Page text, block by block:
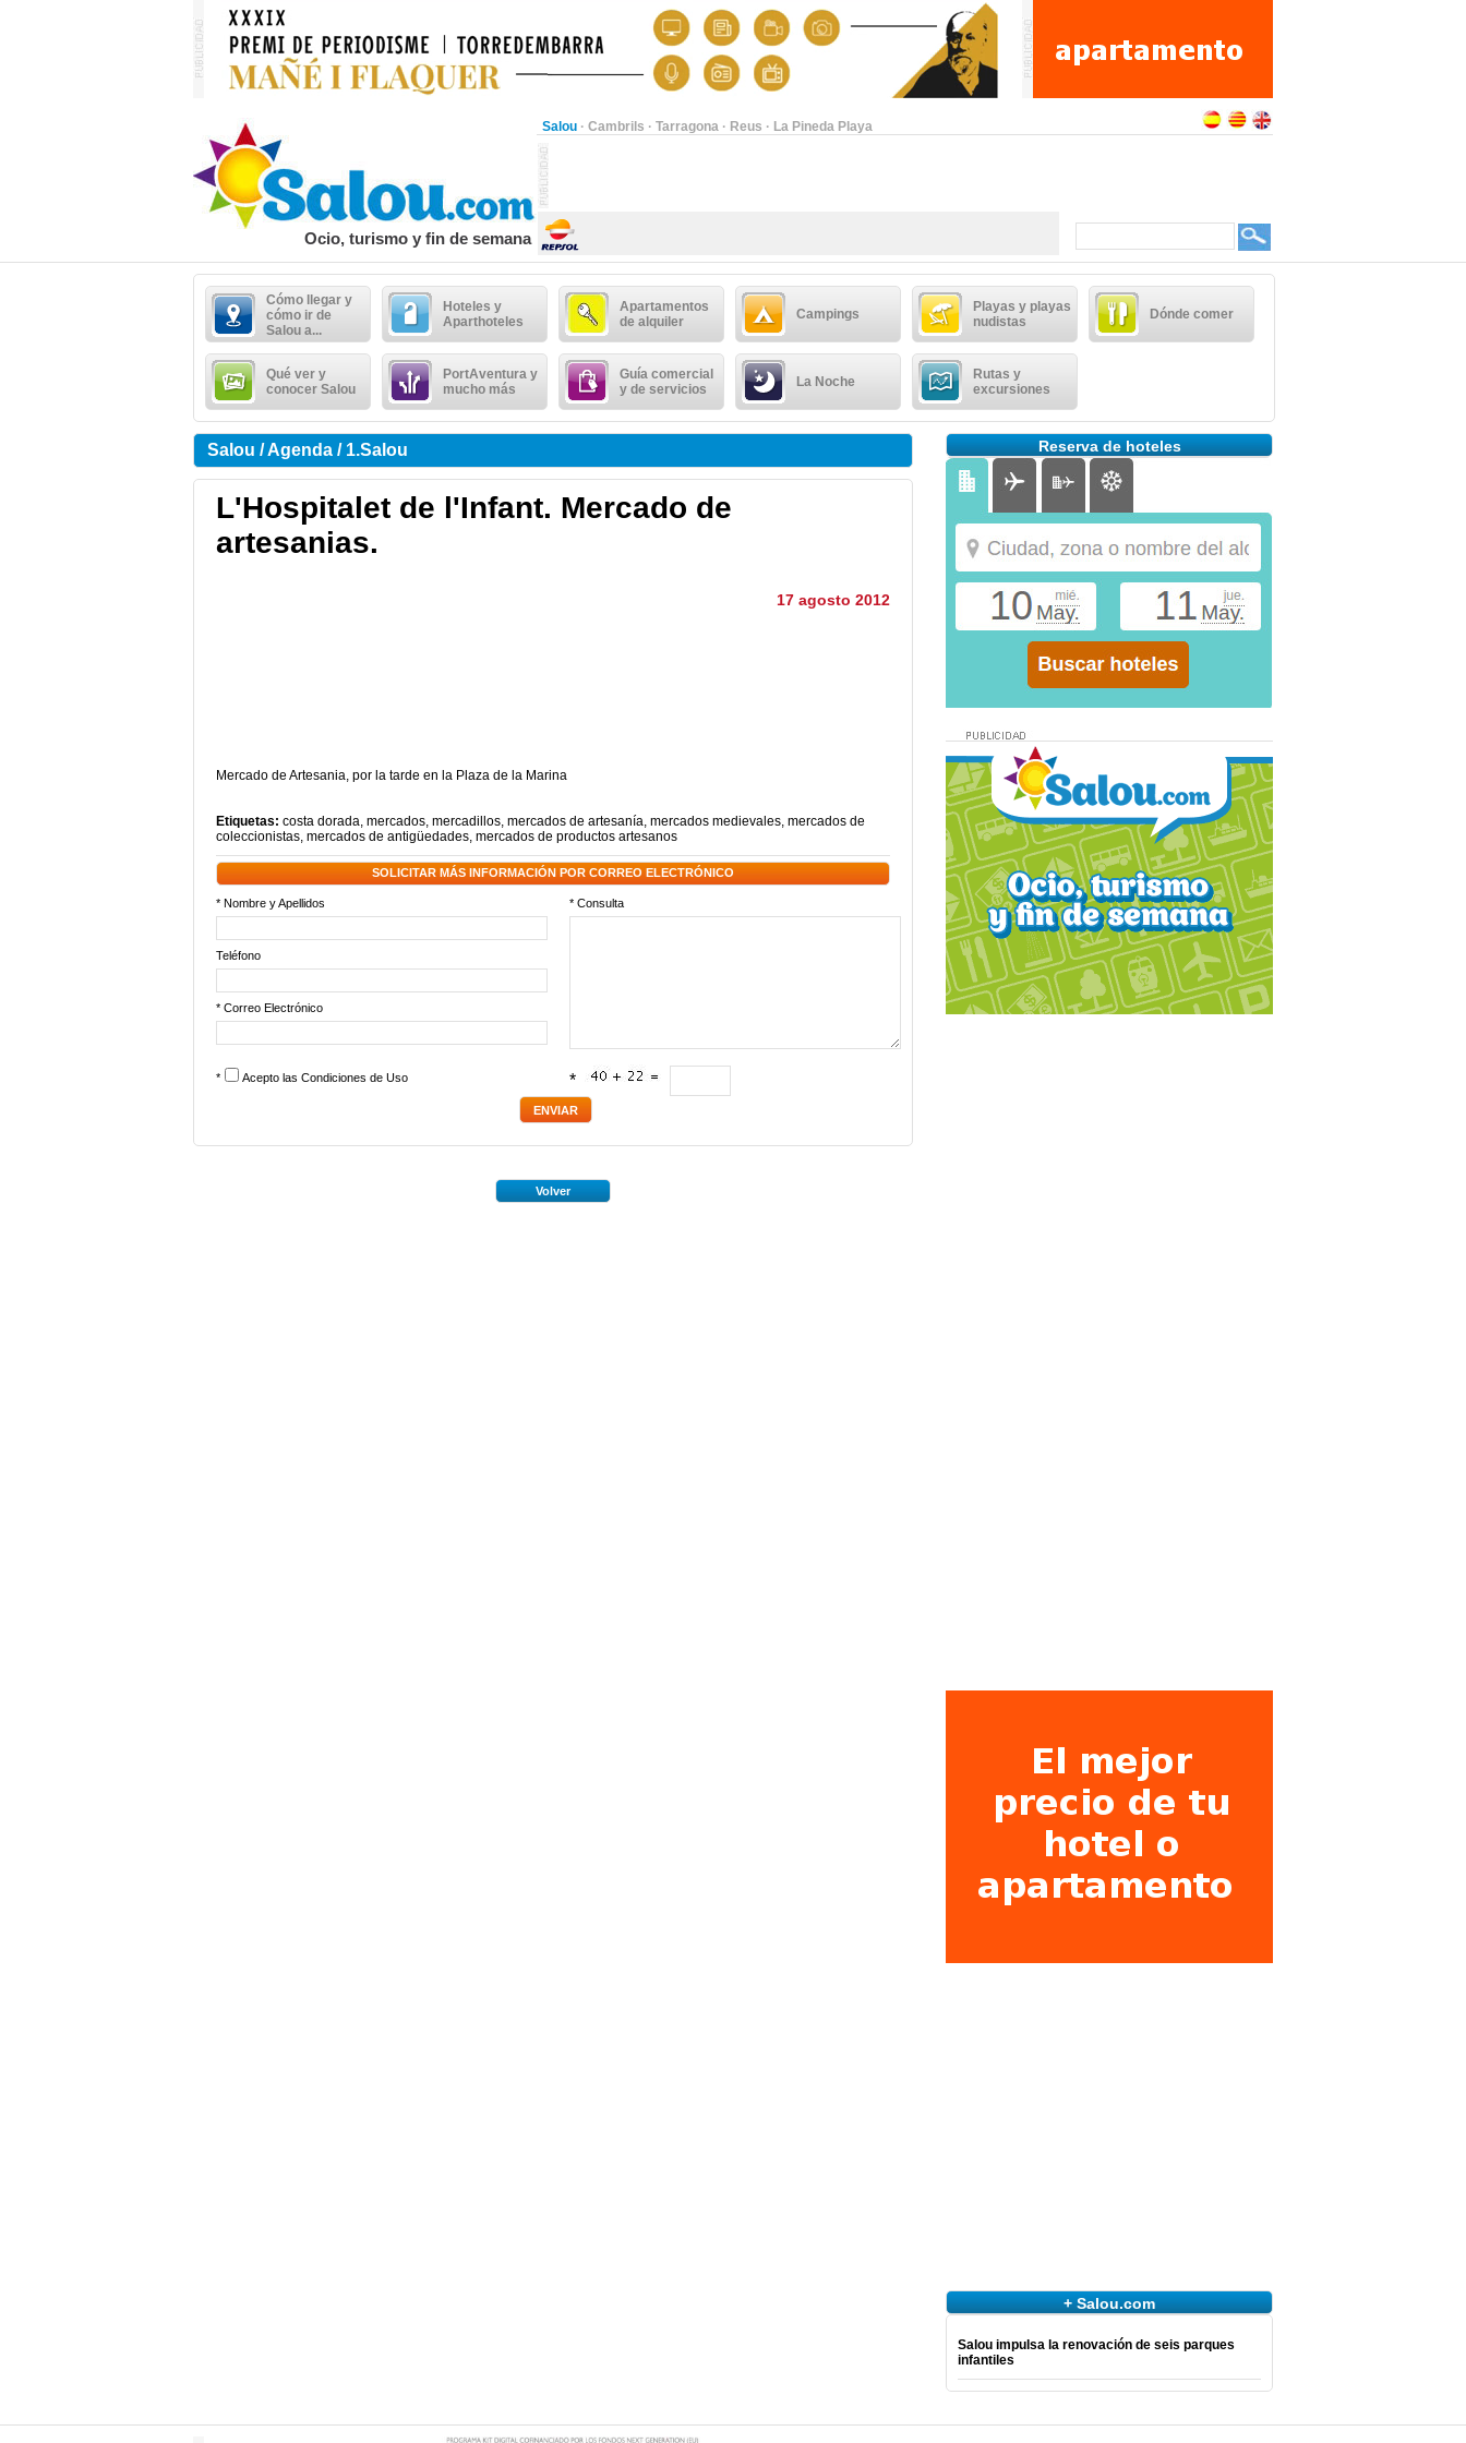
Salou · Cambrils · Tarragona · Reus · La Pineda Playa
Ocio, turismo y fin de semana
Cómo llegar y
cómo ir de
Salou a...
Hoteles y
Aparthoteles
Apartamentos
de alquiler
Campings
Playas y playas
nudistas
Dónde comer
Qué ver y
conocer Salou
PortAventura y
mucho más
Guía comercial
y de servicios
La Noche
Rutas y
excursiones
Salou / Agenda / 1.Salou
L'Hospitalet de l'Infant. Mercado de
artesanias.
17 agosto 2012
Mercado de Artesania, por la tarde en la Plaza de la Marina
Etiquetas: costa dorada, mercados, mercadillos, mercados de artesanía, mercados medievales, mercados de
coleccionistas, mercados de antigüedades, mercados de productos artesanos
SOLICITAR MÁS INFORMACIÓN POR CORREO ELECTRÓNICO
* Nombre y Apellidos * Consulta
Teléfono
* Correo Electrónico
* Acepto las Condiciones de Uso *
Volver
Reserva de hoteles
+ Salou.com
Salou impulsa la renovación de seis parques
infantiles